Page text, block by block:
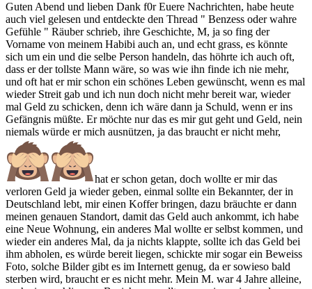
Guten Abend und lieben Dank f0r Euere Nachrichten, habe heute
auch viel gelesen und entdeckte den Thread " Benzess oder wahre
Gefühle " Räuber schrieb, ihre Geschichte, M, ja so fing der
Vorname von meinem Habibi auch an, und echt grass, es könnte
sich um ein und die selbe Person handeln, das höhrte ich auch oft,
dass er der tollste Mann wäre, so was wie ihn finde ich nie mehr,
und oft hat er mir schon ein schönes Leben gewünscht, wenn es mal
wieder Streit gab und ich nun doch nicht mehr bereit war, wieder
mal Geld zu schicken, denn ich wäre dann ja Schuld, wenn er ins
Gefängnis müßte. Er möchte nur das es mir gut geht und Geld, nein
niemals würde er mich ausnützen, ja das braucht er nicht mehr,
hat er schon getan, doch wollte er mir das
verloren Geld ja wieder geben, einmal sollte ein Bekannter, der in
Deutschland lebt, mir einen Koffer bringen, dazu bräuchte er dann
meinen genauen Standort, damit das Geld auch ankommt, ich habe
eine Neue Wohnung, ein anderes Mal wollte er selbst kommen, und
wieder ein anderes Mal, da ja nichts klappte, sollte ich das Geld bei
ihm abholen, es würde bereit liegen, schickte mir sogar ein Beweiss
Foto, solche Bilder gibt es im Internett genug, da er sowieso bald
sterben wird, braucht er es nicht mehr. Mein M. war 4 Jahre alleine,